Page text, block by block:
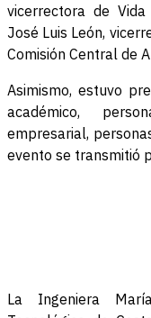
vicerrectora de Vida
José Luis León,
Comisión Central de
Asimismo, estuvo
académico,
empresarial,
evento se transmitió
La Ingeniera